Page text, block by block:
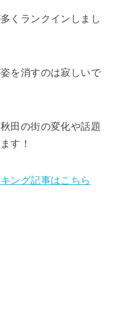
くランクインしまし
を消すのは寂しいで
田の街の変化や話題
す！
ング記事はこちら